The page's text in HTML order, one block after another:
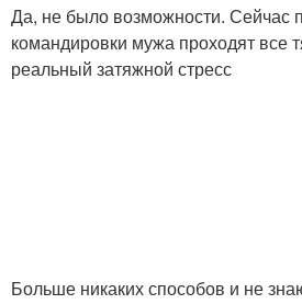
Да, не было возможности. Сейчас
командировки мужа проходят все
реальный затяжной стресс
Больше никаких способов и не